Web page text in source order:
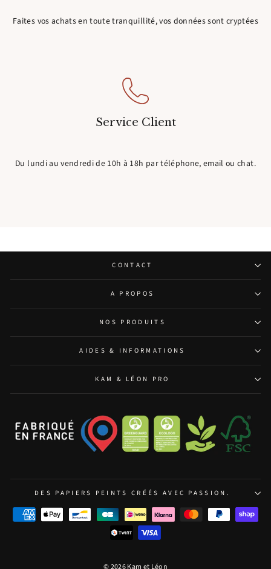
Faites vos achats en toute tranquillité, vos données sont cryptées
Service Client
Du lundi au vendredi de 10h à 18h par téléphone, email ou chat.
CONTACT
A PROPOS
NOS PRODUITS
AIDES & INFORMATIONS
KAM & LÉON PRO
DES PAPIERS PEINTS CRÉÉS AVEC PASSION.
© 2026 Kam et Léon